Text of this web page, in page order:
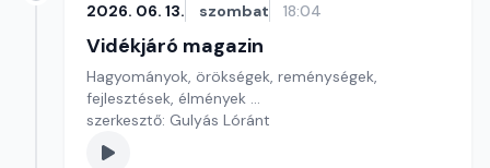
2026. 06. 13. szombat 18:04
Vidékjáró magazin
Hagyományok, örökségek, reménységek,
fejlesztések, élmények ...
szerkesztő: Gulyás Lóránt